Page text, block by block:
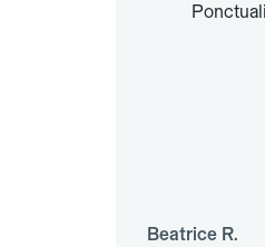
Beatrice R.